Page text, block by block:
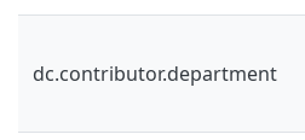
dc.contributor.department